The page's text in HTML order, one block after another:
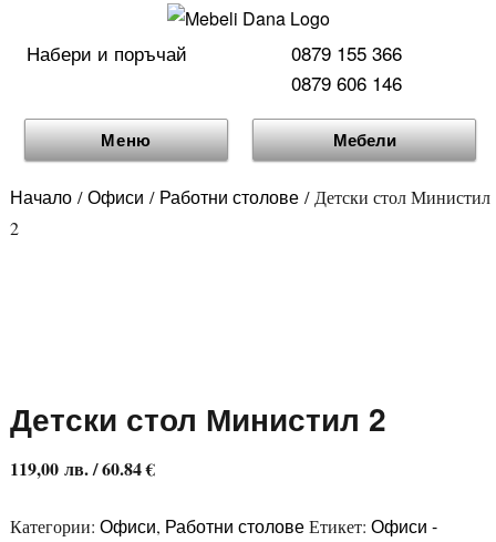
Набери и поръчай
0879 155 366
0879 606 146
Меню Мебели
Начало/Офиси / Работни столове/ Детски стол Министил
2
Детски стол Министил 2
119,00 лв./ 60.84 €
Категории: Офиси, Работни столовеЕтикет: Офиси -